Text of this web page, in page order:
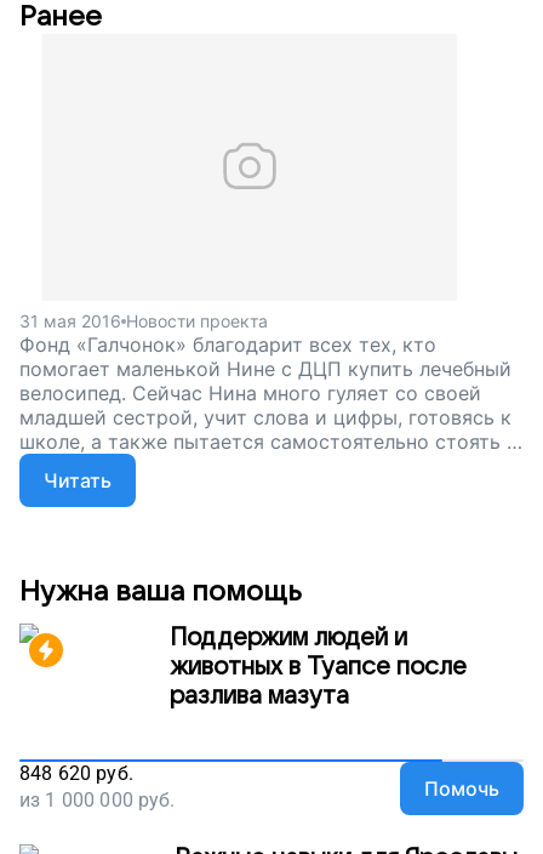
Ранее
31 мая 2016 Новости проекта
Фонд «Галчонок» благодарит всех тех, кто
помогает маленькой Нине с ДЦП купить лечебный
велосипед. Сейчас Нина много гуляет со своей
младшей сестрой, учит слова и цифры, готовясь к
школе, а также пытается самостоятельно стоять и
немного ходить. Мы хотим поделиться письмом ее
мамы - необыкновенно важным и честным.
Читать
Нужна ваша помощь
Поддержим людей и
животных в Туапсе после
разлива мазута
848 620 руб.
из 1 000 000 руб. Помочь